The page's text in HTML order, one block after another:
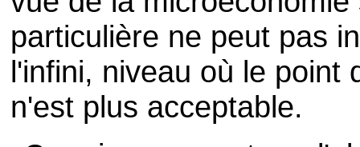
particulière ne peut pas
l'infini, niveau où le point
n'est plus acceptable.